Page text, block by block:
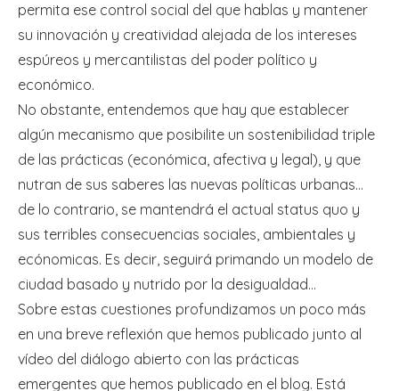
permita ese control social del que hablas y mantener
su innovación y creatividad alejada de los intereses
espúreos y mercantilistas del poder político y
económico.
No obstante, entendemos que hay que establecer
algún mecanismo que posibilite un sostenibilidad triple
de las prácticas (económica, afectiva y legal), y que
nutran de sus saberes las nuevas políticas urbanas…
de lo contrario, se mantendrá el actual status quo y
sus terribles consecuencias sociales, ambientales y
ecónomicas. Es decir, seguirá primando un modelo de
ciudad basado y nutrido por la desigualdad…
Sobre estas cuestiones profundizamos un poco más
en una breve reflexión que hemos publicado junto al
vídeo del diálogo abierto con las prácticas
emergentes que hemos publicado en el blog. Está